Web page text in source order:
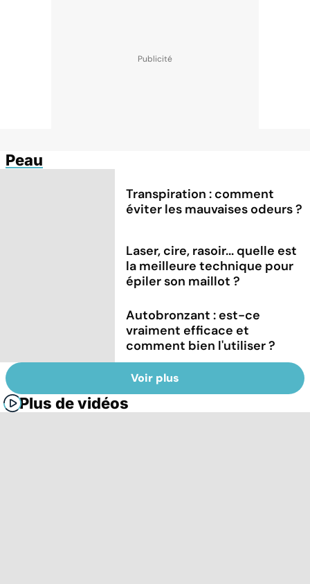
Peau
Transpiration : comment
éviter les mauvaises odeurs ?
Laser, cire, rasoir... quelle est
la meilleure technique pour
épiler son maillot ?
Autobronzant : est-ce
vraiment efficace et
comment bien l'utiliser ?
Voir plus
Plus de vidéos